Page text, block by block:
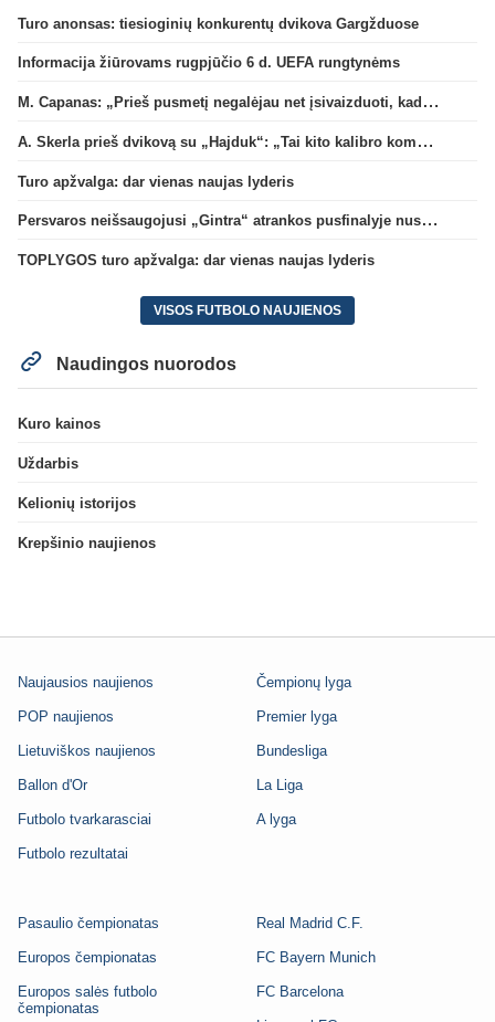
Turo anonsas: tiesioginių konkurentų dvikova Gargžduose
Informacija žiūrovams rugpjūčio 6 d. UEFA rungtynėms
M. Capanas: „Prieš pusmetį negalėjau net įsivaizduoti, kad žaisime prieš „Hajduk“
A. Skerla prieš dvikovą su „Hajduk“: „Tai kito kalibro komanda“
Turo apžvalga: dar vienas naujas lyderis
Persvaros neišsaugojusi „Gintra“ atrankos pusfinalyje nusileido Škotijos čempionėms
TOPLYGOS turo apžvalga: dar vienas naujas lyderis
VISOS FUTBOLO NAUJIENOS
Naudingos nuorodos
Kuro kainos
Uždarbis
Kelionių istorijos
Krepšinio naujienos
Naujausios naujienos
POP naujienos
Lietuviškos naujienos
Ballon d'Or
Futbolo tvarkarasciai
Futbolo rezultatai
Čempionų lyga
Premier lyga
Bundesliga
La Liga
A lyga
Pasaulio čempionatas
Europos čempionatas
Europos salės futbolo
čempionatas
Real Madrid C.F.
FC Bayern Munich
FC Barcelona